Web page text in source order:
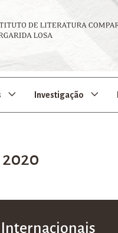
Investigação
Internacionais